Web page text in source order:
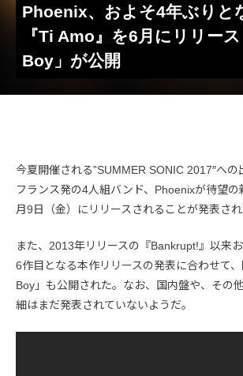
Phoenix、およそ4年ぶりと
『Ti Amo』を6月にリリー
Boy」が公開
今夏開催される”SUMMER SONIC 2017″への
フランス発の4人組バンド、Phoenixが待望の
月9日（金）にリリースされることが発表され
また、2013年リリースの『Bankrupt!』以来
6作目となる本作リリースの発表に合わせて
Boy」も公開された。なお、国内盤や、その
細はまだ発表されていないようだ。